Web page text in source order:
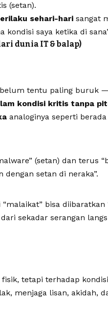
(setan).
sehari-hari sangat
kondisi saya ketika di
dunia IT & balap)
tentu paling buruk
kondisi kritis tanpa
analoginya seperti
(setan) dan terus
setan di neraka”.
bisa diibaratkan
sekadar serangan
tetapi terhadap
menjaga lisan, akidah,